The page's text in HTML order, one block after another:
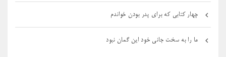
چهار کتابی که برای پدر بودن خواندم
ما را به سخت جانی خود این گمان نبود